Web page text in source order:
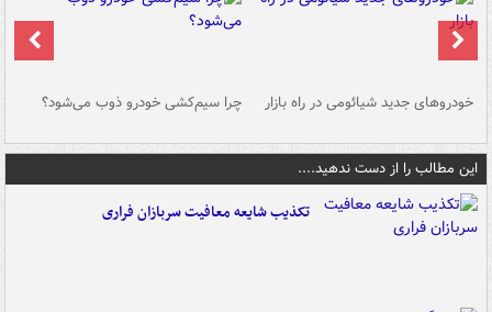
خودروهای جدید شیائومی در راه بازار چرا سیم‌کشی خودرو ذوب می‌شود؟
این مطالب را از دست ندهید....
تکذیب شایعه معافیت سربازان فراری